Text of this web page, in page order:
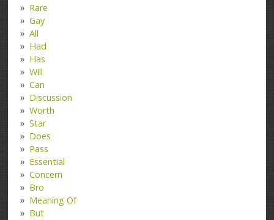
Rare
Gay
All
Had
Has
Will
Can
Discussion
Worth
Star
Does
Pass
Essential
Concern
Bro
Meaning Of
But